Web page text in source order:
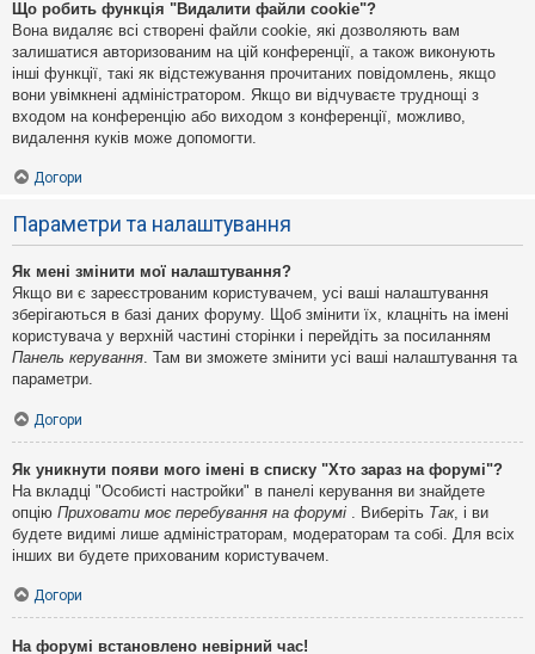
Що робить функція "Видалити файли cookie"?
Вона видаляє всі створені файли cookie, які дозволяють вам
залишатися авторизованим на цій конференції, а також виконують
інші функції, такі як відстежування прочитаних повідомлень, якщо
вони увімкнені адміністратором. Якщо ви відчуваєте труднощі з
входом на конференцію або виходом з конференції, можливо,
видалення куків може допомогти.
Догори
Параметри та налаштування
Як мені змінити мої налаштування?
Якщо ви є зареєстрованим користувачем, усі ваші налаштування
зберігаються в базі даних форуму. Щоб змінити їх, клацніть на імені
користувача у верхній частині сторінки і перейдіть за посиланням
Панель керування . Там ви зможете змінити усі ваші налаштування та
параметри.
Догори
Як уникнути появи мого імені в списку "Хто зараз на форумі"?
На вкладці "Особисті настройки" в панелі керування ви знайдете
опцію Приховати моє перебування на форумі . Виберіть Так, і ви
будете видимі лише адміністраторам, модераторам та собі. Для всіх
інших ви будете прихованим користувачем.
Догори
На форумі встановлено невірний час!